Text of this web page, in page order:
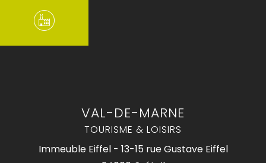
VAL-DE-MARNE
TOURISME & LOISIRS
Immeuble Eiffel - 13-15 rue Gustave Eiffel